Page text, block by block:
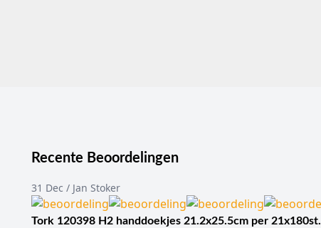
Recente Beoordelingen
31 Dec / Jan Stoker
Tork 120398 H2 handdoekjes 21.2x25.5cm per 21x180st.